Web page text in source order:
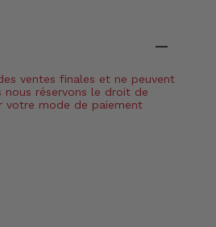
ventes finales et ne peuvent
réservons le droit de
votre mode de paiement